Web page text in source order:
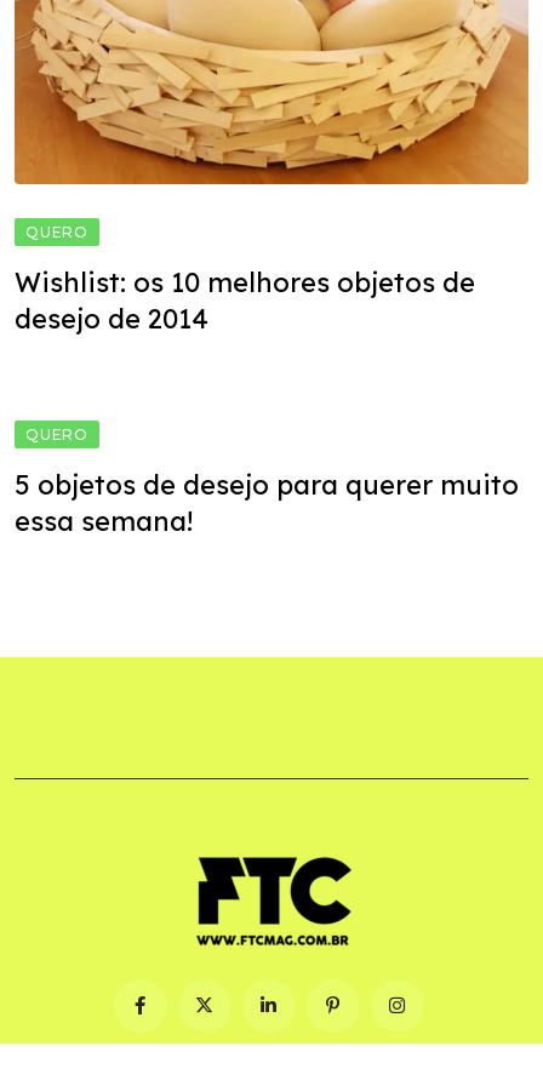
QUERO
Wishlist: os 10 melhores objetos de
desejo de 2014
QUERO
5 objetos de desejo para querer muito
essa semana!